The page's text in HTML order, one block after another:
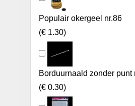
Populair okergeel nr.86
(€ 1.30)
Borduurnaald zonder punt
(€ 0.30)